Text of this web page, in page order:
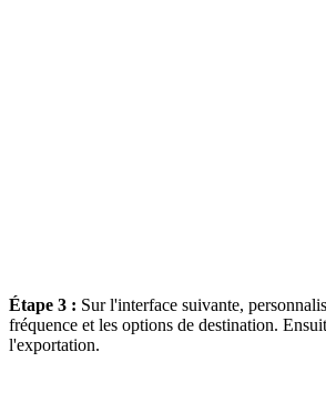
Étape 3 : Sur l'interface suivante,
fréquence et les options de destination.
l'exportation.